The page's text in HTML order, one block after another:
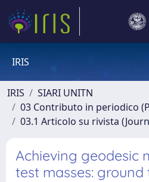
IRIS
IRIS
SIARI UNITN
03 Contributo in periodico
03.1 Articolo su rivista
Achieving geodesic
test masses: ground